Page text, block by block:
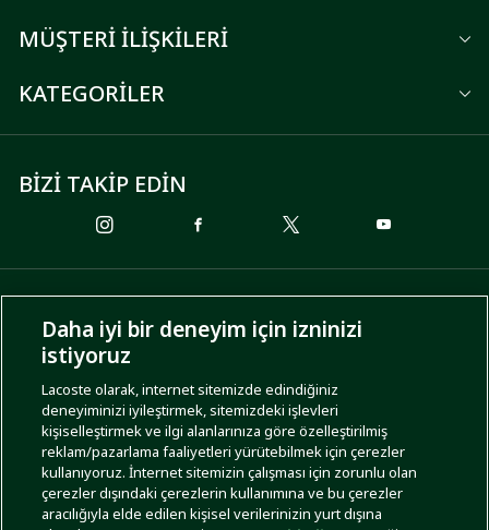
MÜŞTERİ İLİŞKİLERİ
KATEGORİLER
BİZİ TAKİP EDİN
ÖDEME SEÇENEKLERİ
KARGO SEÇENEKLERİ
Daha iyi bir deneyim için izninizi
istiyoruz
Lacoste olarak, internet sitemizde edindiğiniz
deneyiminizi iyileştirmek, sitemizdeki işlevleri
kişiselleştirmek ve ilgi alanlarınıza göre özelleştirilmiş
reklam/pazarlama faaliyetleri yürütebilmek için çerezler
kullanıyoruz. İnternet sitemizin çalışması için zorunlu olan
çerezler dışındaki çerezlerin kullanımına ve bu çerezler
aracılığıyla elde edilen kişisel verilerinizin yurt dışına